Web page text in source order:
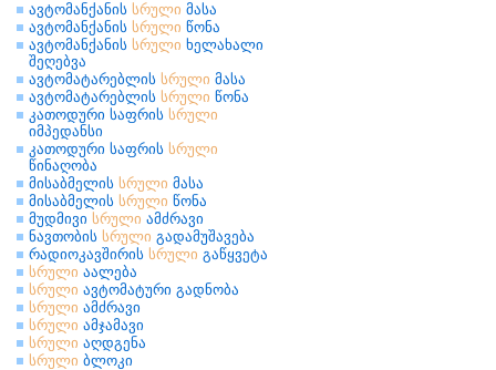
ავტომანქანის სრული მასა
ავტომანქანის სრული წონა
ავტომანქანის სრული ხელახალი
შეღებვა
ავტომატარებლის სრული მასა
ავტომატარებლის სრული წონა
კათოდური საფრის სრული
იმპედანსი
კათოდური საფრის სრული
წინაღობა
მისაბმელის სრული მასა
მისაბმელის სრული წონა
მუდმივი სრული ამძრავი
ნავთობის სრული გადამუშავება
რადიოკავშირის სრული გაწყვეტა
სრული აალება
სრული ავტომატური გადნობა
სრული ამძრავი
სრული ამჯამავი
სრული აღდგენა
სრული ბლოკი